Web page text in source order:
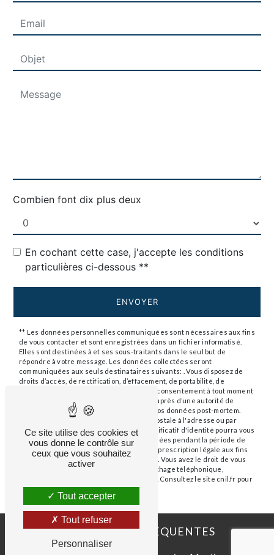
Combien font dix plus deux
En cochant cette case, j'accepte les conditions
particulières ci-dessous **
ENVOYER
** Les données personnelles communiquées sont nécessaires aux fins
de vous contacter et sont enregistrées dans un fichier informatisé.
Elles sont destinées à et ses sous-traitants dans le seul but de
répondre à votre message. Les données collectées seront
communiquées aux seuls destinataires suivants: . Vous disposez de
droits d’accès, de rectification, d’effacement, de portabilité, de
limitation, d’opposition, de retrait de votre consentement à tout moment
et du droit d’introduire une réclamation auprès d’une autorité de
contrôle, ainsi que d’organiser le sort de vos données post-mortem.
Vous pouvez exercer ces droits par voie postale à l'adresse ou par
courrier électronique à l'adresse . Un justificatif d'identité pourra vous
être demandé. Nous conservons vos données pendant la période de
prise de contact puis pendant la durée de prescription légale aux fins
probatoires et de gestion des contentieux. Vous avez le droit de vous
inscrire sur la liste d'opposition au démarchage téléphonique,
. Consultez le site cnil.fr pour
plus d’informations sur vos droits.
RECHERCHES FRÉQUENTES
Ce site utilise des cookies et
vous donne le contrôle sur
ceux que vous souhaitez
activer
Tout accepter
Tout refuser
Personnaliser